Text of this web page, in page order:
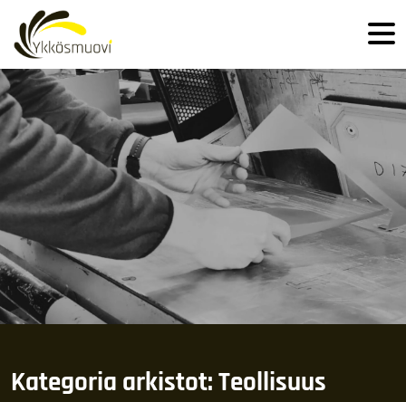
Hyppää sisältöön
Kategoria arkistot: Teollisuus